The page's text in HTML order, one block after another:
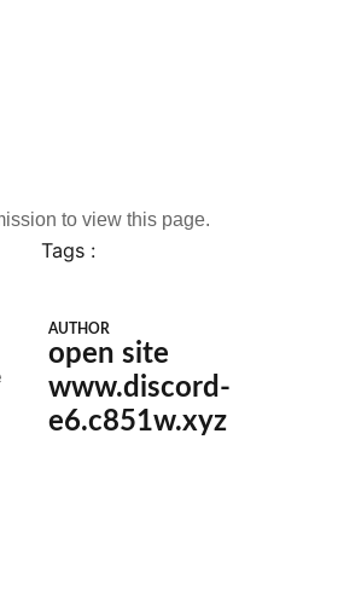
to view this page.
Tags :
AUTHOR
open site
www.discord-
e6.c851w.xyz